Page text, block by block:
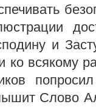
и
всякому
Слово